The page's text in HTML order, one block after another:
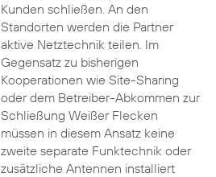
Kunden schließen. An den
Standorten werden die Partner
aktive Netztechnik teilen. Im
Gegensatz zu bisherigen
Kooperationen wie Site-Sharing
oder dem Betreiber-Abkommen zur
Schließung Weißer Flecken
müssen in diesem Ansatz keine
zweite separate Funktechnik oder
zusätzliche Antennen installiert